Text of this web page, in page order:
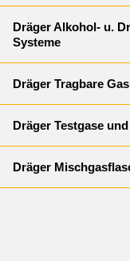
Dräger Alkohol- u.
Systeme
Dräger Tragbare
Dräger Testgase
Dräger